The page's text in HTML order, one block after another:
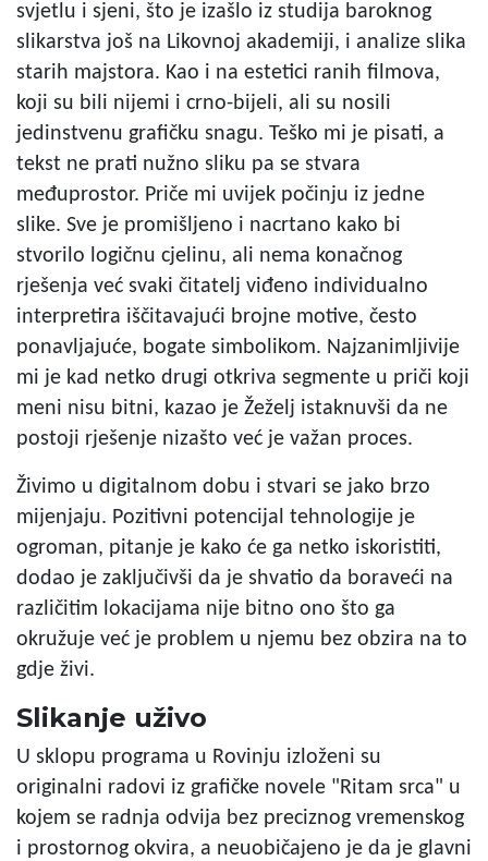
svjetlu i sjeni, što je izašlo iz studija baroknog
slikarstva još na Likovnoj akademiji, i analize slika
starih majstora. Kao i na estetici ranih filmova,
koji su bili nijemi i crno-bijeli, ali su nosili
jedinstvenu grafičku snagu. Teško mi je pisati, a
tekst ne prati nužno sliku pa se stvara
međuprostor. Priče mi uvijek počinju iz jedne
slike. Sve je promišljeno i nacrtano kako bi
stvorilo logičnu cjelinu, ali nema konačnog
rješenja već svaki čitatelj viđeno individualno
interpretira iščitavajući brojne motive, često
ponavljajuće, bogate simbolikom. Najzanimljivije
mi je kad netko drugi otkriva segmente u priči koji
meni nisu bitni, kazao je Žeželj istaknuvši da ne
postoji rješenje nizašto već je važan proces.
Živimo u digitalnom dobu i stvari se jako brzo
mijenjaju. Pozitivni potencijal tehnologije je
ogroman, pitanje je kako će ga netko iskoristiti,
dodao je zaključivši da je shvatio da boraveći na
različitim lokacijama nije bitno ono što ga
okružuje već je problem u njemu bez obzira na to
gdje živi.
Slikanje uživo
U sklopu programa u Rovinju izloženi su
originalni radovi iz grafičke novele "Ritam srca" u
kojem se radnja odvija bez preciznog vremenskog
i prostornog okvira, a neuobičajeno je da je glavni